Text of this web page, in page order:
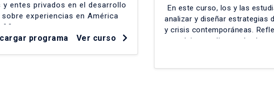
entes privados en el desarrollo
experiencias en América
90
Ver curso
programa
En este curso, los y las
analizar y diseñar estrategias
y crisis contemporáneas.
complejas mediante
internacionales y foros